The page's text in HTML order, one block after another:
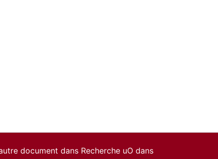
document dans Recherche uO dans